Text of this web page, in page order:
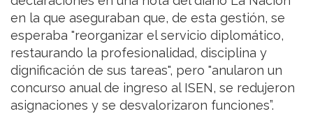
en la que aseguraban que, de esta gestión, se
esperaba "reorganizar el servicio diplomático,
restaurando la profesionalidad, disciplina y
dignificación de sus tareas", pero "anularon un
concurso anual de ingreso al ISEN, se redujeron
asignaciones y se desvalorizaron funciones”.